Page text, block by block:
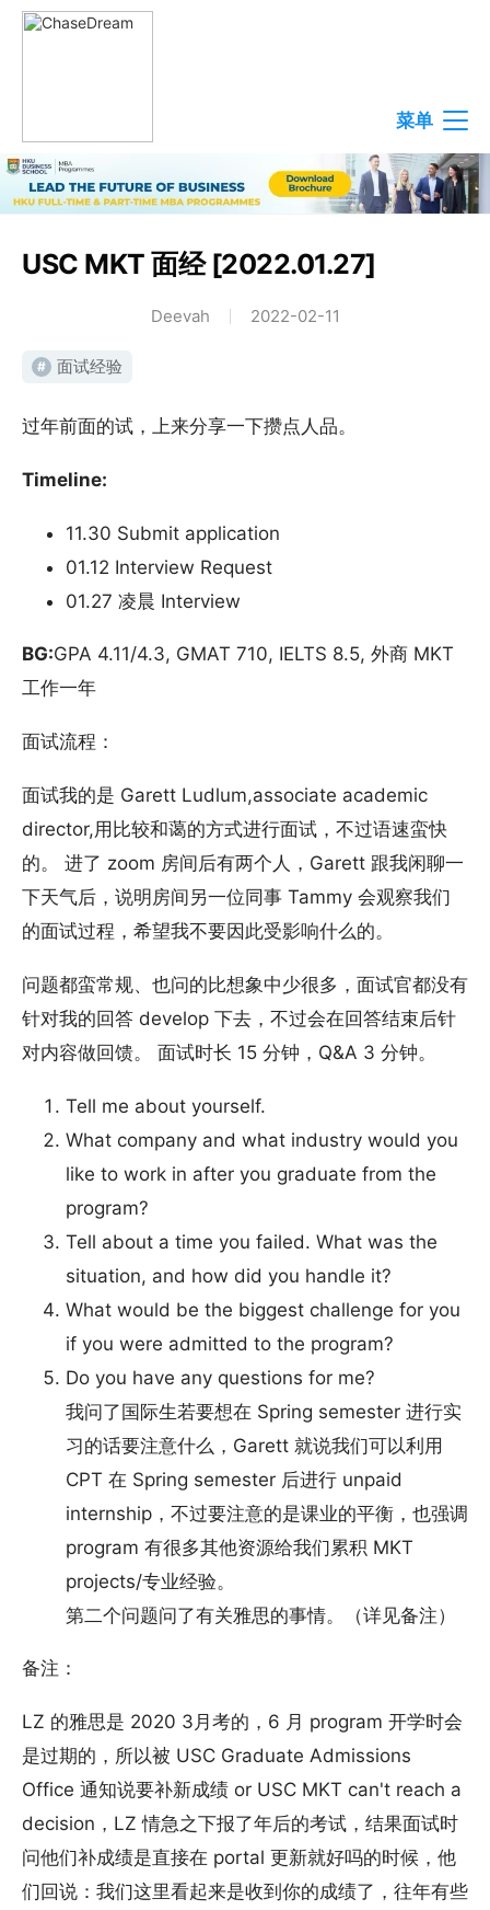
菜单
USC MKT 面经 [2022.01.27]
Deevah 2022-02-11
# 面试经验
过年前面的试，上来分享一下攒点人品。
Timeline:
11.30 Submit application
01.12 Interview Request
01.27 凌晨 Interview
BG:GPA 4.11/4.3, GMAT 710, IELTS 8.5, 外商 MKT
工作一年
面试流程：
面试我的是 Garett Ludlum,associate academic
director,用比较和蔼的方式进行面试，不过语速蛮快
的。 进了 zoom 房间后有两个人，Garett 跟我闲聊一
下天气后，说明房间另一位同事 Tammy 会观察我们
的面试过程，希望我不要因此受影响什么的。
问题都蛮常规、也问的比想象中少很多，面试官都没有
针对我的回答 develop 下去，不过会在回答结束后针
对内容做回馈。 面试时长 15 分钟，Q&A 3 分钟。
Tell me about yourself.
What company and what industry would you
like to work in after you graduate from the
program?
Tell about a time you failed. What was the
situation, and how did you handle it?
What would be the biggest challenge for you
if you were admitted to the program?
Do you have any questions for me?
我问了国际生若要想在 Spring semester 进行实
习的话要注意什么，Garett 就说我们可以利用
CPT 在 Spring semester 后进行 unpaid
internship，不过要注意的是课业的平衡，也强调
program 有很多其他资源给我们累积 MKT
projects/专业经验。
第二个问题问了有关雅思的事情。（详见备注）
备注：
LZ 的雅思是 2020 3月考的，6 月 program 开学时会
是过期的，所以被 USC Graduate Admissions
Office 通知说要补新成绩 or USC MKT can't reach a
decision，LZ 情急之下报了年后的考试，结果面试时
问他们补成绩是直接在 portal 更新就好吗的时候，他
们回说：我们这里看起来是收到你的成绩了，往年有些